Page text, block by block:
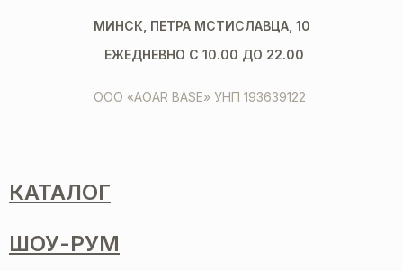
ООО «AOAR BASE» УНП 193639122
МИНСК, ПЕТРА МСТИСЛАВЦА, 10
ЕЖЕДНЕВНО С 10.00 ДО 22.00
КАТАЛОГ
ШОУ-РУМ